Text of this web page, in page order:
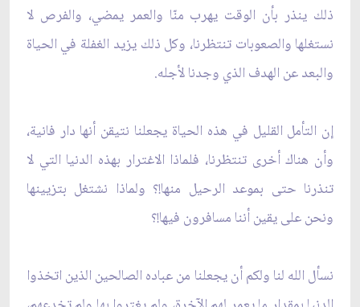
ذلك ينذر بأن الوقت يهرب منّا والعمر يمضي، والفرص لا
نستغلها والصعوبات تنتظرنا، وكل ذلك يزيد الغفلة في الحياة
والبعد عن الهدف الذي وجدنا لأجله.
إن التأمل القليل في هذه الحياة يجعلنا نتيقن أنها دار فانية،
وأن هناك أخرى تنتظرنا، فلماذا الاغترار بهذه الدنيا التي لا
تنذرنا حتى بموعد الرحيل منها!؟ ولماذا نشتغل بتزيينها
ونحن على يقين أننا مسافرون فيها!؟
نسأل الله لنا ولكم أن يجعلنا من عباده الصالحين الذين اتخذوا